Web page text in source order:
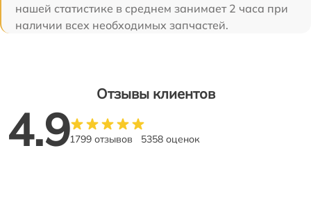
нашей статистике в среднем занимает 2 часа при
наличии всех необходимых запчастей.
Отзывы клиентов
4.91799 отзывов 5358 оценок